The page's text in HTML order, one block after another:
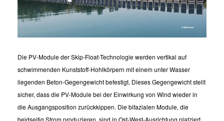
Die PV-Module der Skip-Float-Technologie werden vertikal auf
schwimmenden Kunststoff-Hohlkörpern mit einem unter Wasser
liegenden Beton-Gegengewicht befestigt. Dieses Gegengewicht stellt
sicher, dass die PV-Module bei der Einwirkung von Wind wieder in
die Ausgangsposition zurückkippen. Die bifazialen Module, die